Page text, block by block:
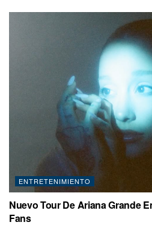
ENTRETENIMIENTO
Nuevo Tour De Ariana Grande
Fans